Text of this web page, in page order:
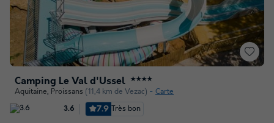
Camping Le Val d'Ussel ★★★★
Aquitaine, Proissans (11,4 km de Vezac) Carte
3.6 7.9 Très bon